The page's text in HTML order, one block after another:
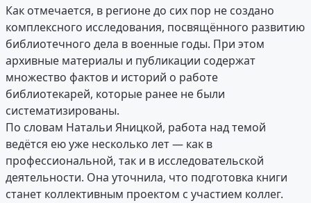
Как отмечается, в регионе до сих пор не создано
комплексного исследования, посвящённого развитию
библиотечного дела в военные годы. При этом
архивные материалы и публикации содержат
множество фактов и историй о работе
библиотекарей, которые ранее не были
систематизированы.
По словам Натальи Яницкой, работа над темой
ведётся ею уже несколько лет — как в
профессиональной, так и в исследовательской
деятельности. Она уточнила, что подготовка книги
станет коллективным проектом с участием коллег.